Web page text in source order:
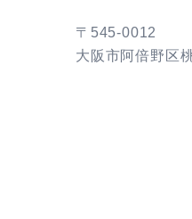
〒545-0012
大阪市阿倍野区